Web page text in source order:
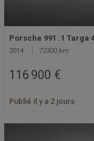
Porsche 991 .1 Targa
2014 72300 km
116 900 €
Publié il y a 2 jours